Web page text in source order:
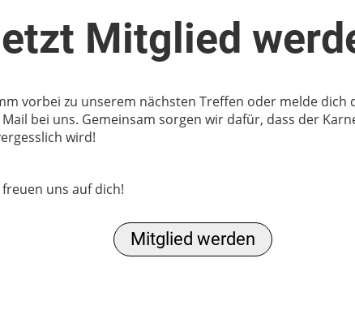
Mitglied
vorbei zu unserem nächsten Treffen oder melde dich
bei uns. Gemeinsam sorgen wir dafür, dass der
wird!
uns auf dich!
Mitglied werden